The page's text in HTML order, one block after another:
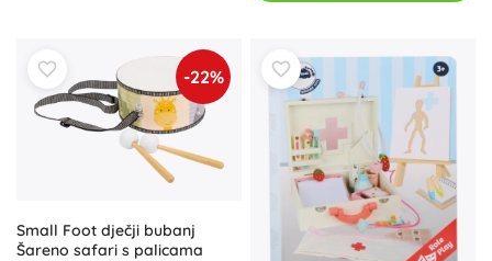
-22%
Small Foot dječji bubanj
Šareno safari s palicama